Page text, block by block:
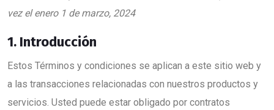
vez el enero 1 de marzo, 2024
1. Introducción
Estos Términos y condiciones se aplican a este sitio web y
a las transacciones relacionadas con nuestros productos y
servicios. Usted puede estar obligado por contratos